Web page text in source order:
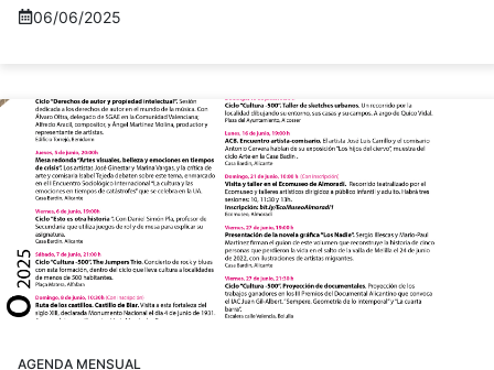
06/06/2025
AGENDA MENSUAL